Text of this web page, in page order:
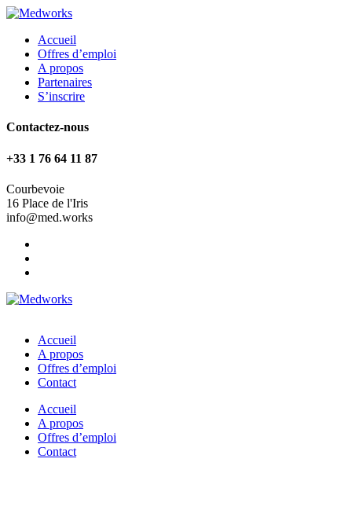
Accueil
Offres d’emploi
A propos
Partenaires
S’inscrire
Contactez-nous
+33 1 76 64 11 87
Courbevoie
16 Place de l'Iris
info@med.works
Accueil
A propos
Offres d’emploi
Contact
Accueil
A propos
Offres d’emploi
Contact